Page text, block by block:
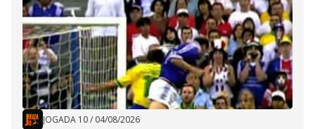
JOGADA 10/ 04/08/2026